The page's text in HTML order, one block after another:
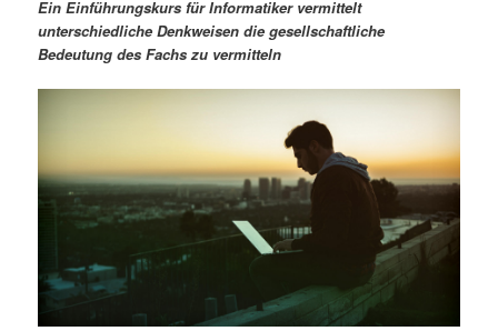
ä
r
n
n
n
d
r
n
n
a
v
i
o
Ein Einführungskurs für Informatiker vermittelt
unterschiedliche Denkweisen die gesellschaftliche
Bedeutung des Fachs zu vermitteln